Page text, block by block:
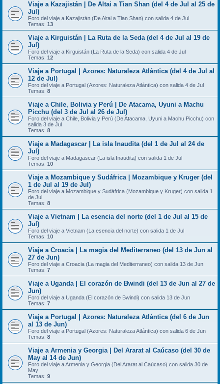
Viaje a Kazajistán | De Altai a Tian Shan (del 4 de Jul al 25 de
Jul)
Foro del viaje a Kazajistán (De Altai a Tian Shan) con salida 4 de Jul
Temas: 13
Viaje a Kirguistán | La Ruta de la Seda (del 4 de Jul al 19 de
Jul)
Foro del viaje a Kirguistán (La Ruta de la Seda) con salida 4 de Jul
Temas: 12
Viaje a Portugal | Azores: Naturaleza Atlántica (del 4 de Jul al
12 de Jul)
Foro del viaje a Portugal (Azores: Naturaleza Atlántica) con salida 4 de Jul
Temas: 8
Viaje a Chile, Bolivia y Perú | De Atacama, Uyuni a Machu
Picchu (del 3 de Jul al 26 de Jul)
Foro del viaje a Chile, Bolivia y Perú (De Atacama, Uyuni a Machu Picchu) con
salida 3 de Jul
Temas: 8
Viaje a Madagascar | La isla Inaudita (del 1 de Jul al 24 de
Jul)
Foro del viaje a Madagascar (La isla Inaudita) con salida 1 de Jul
Temas: 10
Viaje a Mozambique y Sudáfrica | Mozambique y Kruger (del
1 de Jul al 19 de Jul)
Foro del viaje a Mozambique y Sudáfrica (Mozambique y Kruger) con salida 1
de Jul
Temas: 8
Viaje a Vietnam | La esencia del norte (del 1 de Jul al 15 de
Jul)
Foro del viaje a Vietnam (La esencia del norte) con salida 1 de Jul
Temas: 10
Viaje a Croacia | La magia del Mediterraneo (del 13 de Jun al
27 de Jun)
Foro del viaje a Croacia (La magia del Mediterraneo) con salida 13 de Jun
Temas: 7
Viaje a Uganda | El corazón de Bwindi (del 13 de Jun al 27 de
Jun)
Foro del viaje a Uganda (El corazón de Bwindi) con salida 13 de Jun
Temas: 7
Viaje a Portugal | Azores: Naturaleza Atlántica (del 6 de Jun
al 13 de Jun)
Foro del viaje a Portugal (Azores: Naturaleza Atlántica) con salida 6 de Jun
Temas: 8
Viaje a Armenia y Georgia | Del Ararat al Caúcaso (del 30 de
May al 14 de Jun)
Foro del viaje a Armenia y Georgia (Del Ararat al Caúcaso) con salida 30 de
May
Temas: 9